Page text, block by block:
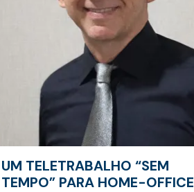
UM TELETRABALHO “SEM
TEMPO” PARA HOME-OFFICE